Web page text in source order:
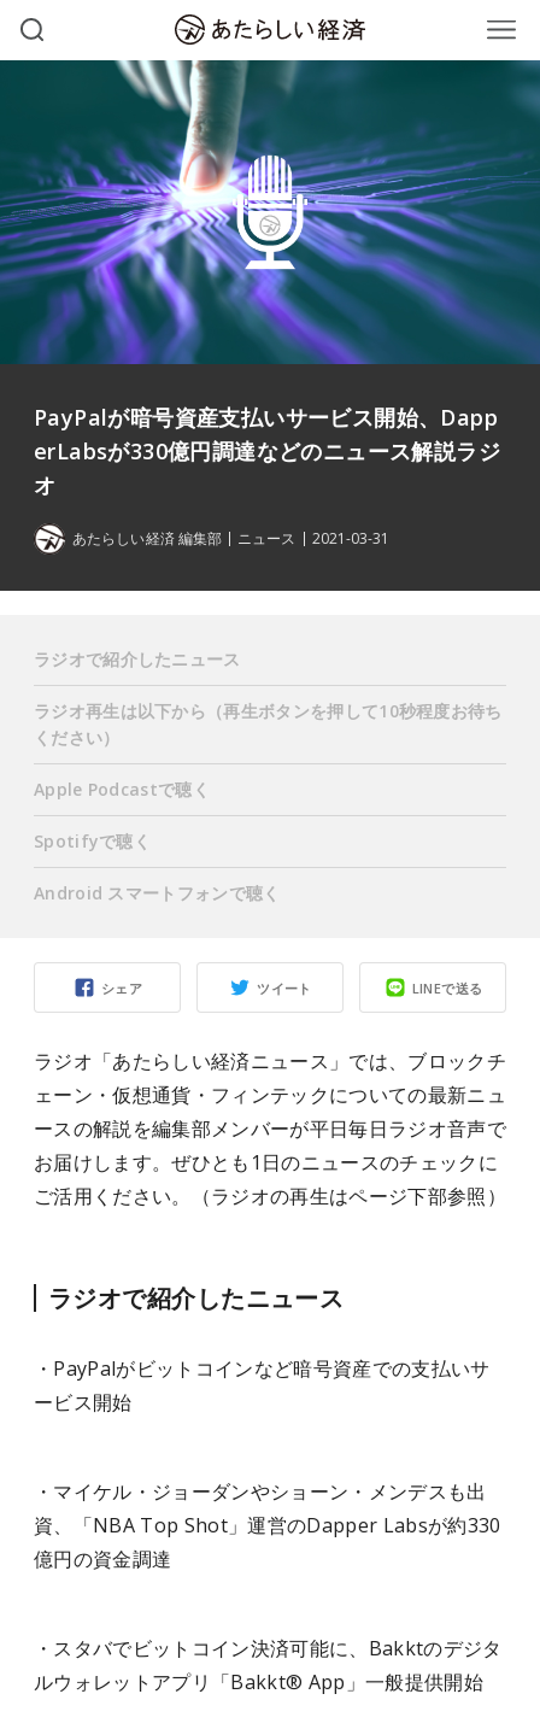
PayPalが暗号資産支払いサービス開始、Dapp
erLabsが330億円調達などのニュース解説ラジ
オ
あたらしい経済 編集部 ニュース 2021-03-31
シェア ツイート LINEで送る
ラジオ「あたらしい経済ニュース」では、ブロックチ
ェーン・仮想通貨・フィンテックについての最新ニュ
ースの解説を編集部メンバーが平日毎日ラジオ音声で
お届けします。ぜひとも1日のニュースのチェックに
ご活用ください。（ラジオの再生はページ下部参照）
ラジオで紹介したニュース
・PayPalがビットコインなど暗号資産での支払いサ
ービス開始
・マイケル・ジョーダンやショーン・メンデスも出
資、「NBA Top Shot」運営のDapper Labsが約330
億円の資金調達
・スタバでビットコイン決済可能に、Bakktのデジタ
ルウォレットアプリ「Bakkt® App」一般提供開始
ラジオで紹介したニュース
ラジオ再生は以下から（再生ボタンを押して10秒程度お待ち
ください）
Apple Podcastで聴く
Spotifyで聴く
Android スマートフォンで聴く